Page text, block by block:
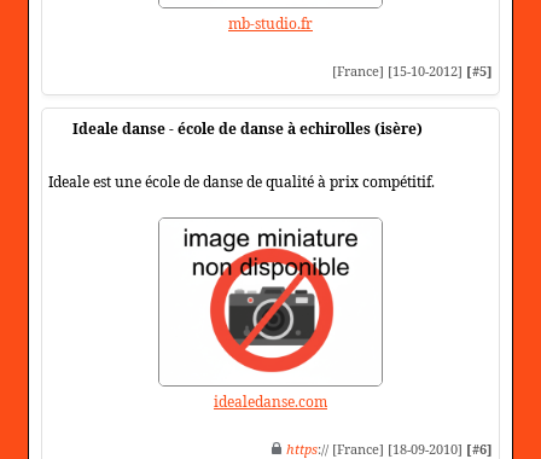
mb-studio.fr
[France] [15-10-2012] [#5]
Ideale danse - école de danse à echirolles (isère)
Ideale est une école de danse de qualité à prix compétitif.
idealedanse.com
https:// [France] [18-09-2010] [#6]